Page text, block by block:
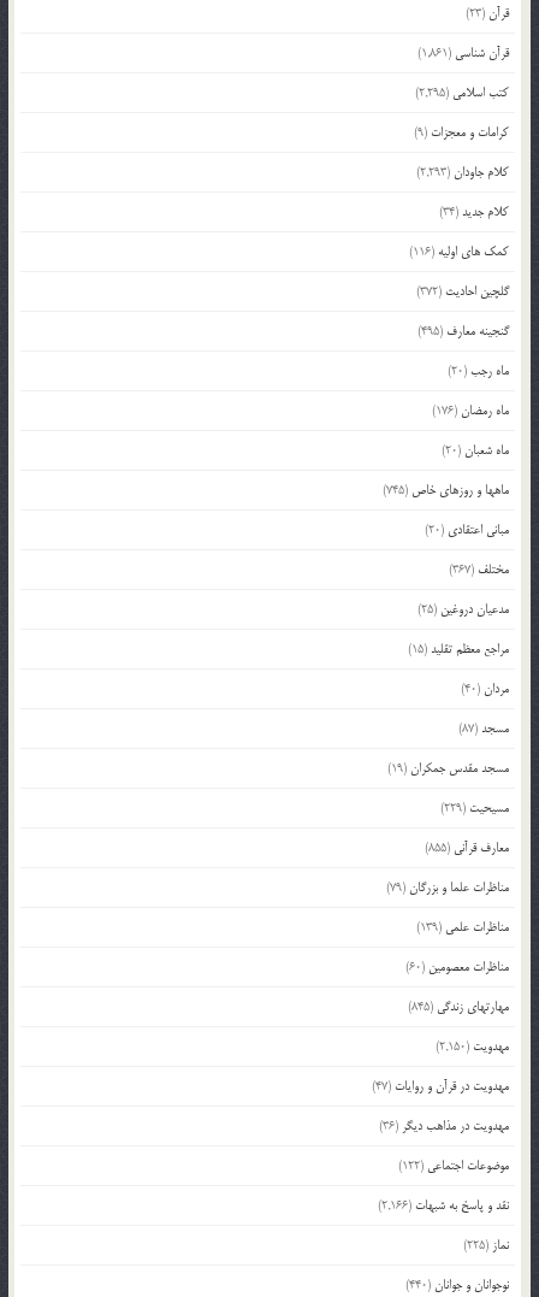
قرآن(23)
قرآن شناسی (1,861)
کتب اسلامی (2,295)
کرامات و معجزات (9)
کلام جاودان(2,293)
کلام جدید(34)
کمک های اولیه (116)
گلچین احادیث (372)
گنجینه معارف (495)
ماه رجب(20)
ماه رمضان(176)
ماه شعبان(20)
ماهها و روزهای خاص (745)
مبانی اعتقادی (20)
مختلف (367)
مدعیان دروغین (25)
مراجع معظم تقلید(15)
مردان(40)
مسجد(87)
مسجد مقدس جمکران(19)
مسیحیت (229)
معارف قرآنی (855)
مناظرات علما و بزرگان(79)
مناظرات علمی (139)
مناظرات معصومین (60)
مهارتهای زندگی (845)
مهدویت (2,150)
مهدویت در قرآن و روایات (47)
مهدویت در مذاهب دیگر (36)
موضوعات اجتماعی (122)
نقد و پاسخ به شبهات (2,166)
نماز (225)
نوجوانان و جوانان(440)